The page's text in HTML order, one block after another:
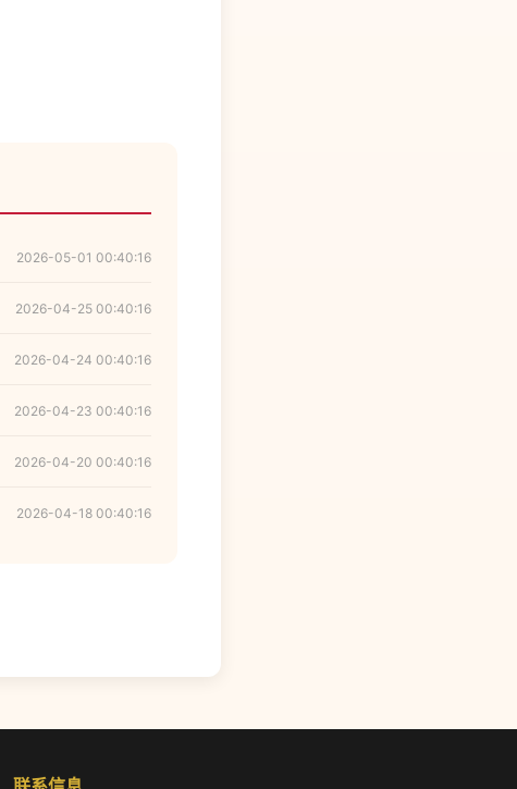
2026-05-01 00:40:16
2026-04-25 00:40:16
2026-04-24 00:40:16
2026-04-23 00:40:16
2026-04-20 00:40:16
2026-04-18 00:40:16